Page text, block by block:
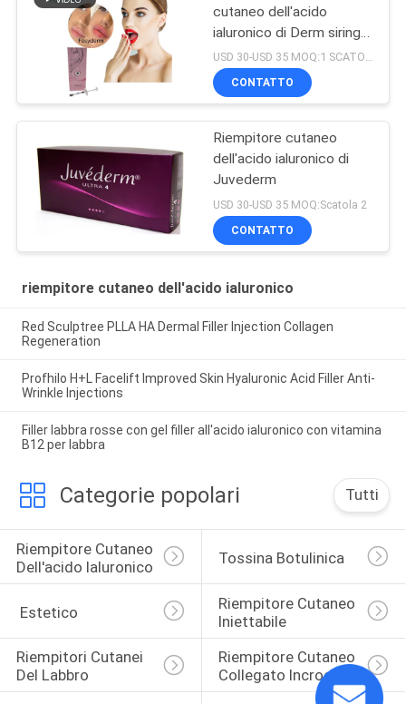
cutaneo dell'acido
ialuronico di Derm siringa
di ml 2ml
USD 30-USD 35 MOQ:1 SCATOLA
CONTATTO
Riempitore cutaneo
dell'acido ialuronico di
Juvederm
USD 30-USD 35 MOQ:Scatola 2
CONTATTO
riempitore cutaneo dell'acido ialuronico
Red Sculptree PLLA HA Dermal Filler Injection Collagen
Regeneration
Profhilo H+L Facelift Improved Skin Hyaluronic Acid Filler Anti-
Wrinkle Injections
Filler labbra rosse con gel filler all'acido ialuronico con vitamina
B12 per labbra
Categorie popolari Tutti
Riempitore Cutaneo
Dell'acido Ialuronico
Tossina Botulinica
Estetico
Riempitore Cutaneo
Iniettabile
Riempitori Cutanei
Del Labbro
Riempitore Cutaneo
Collegato Incrocio